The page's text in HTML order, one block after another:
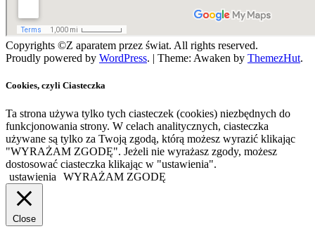
Copyrights ©Z aparatem przez świat. All rights reserved.
Proudly powered by WordPress. | Theme: Awaken by ThemezHut.
Cookies, czyli Ciasteczka
Ta strona używa tylko tych ciasteczek (cookies) niezbędnych do
funkcjonowania strony. W celach analitycznych, ciasteczka
używane są tylko za Twoją zgodą, którą możesz wyrazić klikając
"WYRAŻAM ZGODĘ". Jeżeli nie wyrażasz zgody, możesz
dostosować ciasteczka klikając w "ustawienia".
ustawienia
WYRAŻAM ZGODĘ
Close